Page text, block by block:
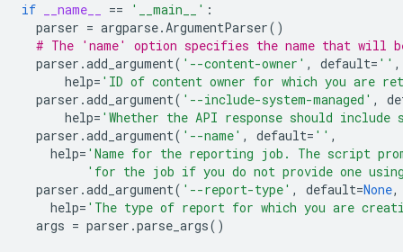
if __name__ == '__main__' :
parser = argparse.ArgumentParser()
# The 'name' option specifies the name that will
parser .add_argument( '--content-owner' , default= '' ,
help= 'ID of content owner for which you are
parser .add_argument( '--include-system-managed' ,
help= 'Whether the API response should include
parser .add_argument( '--name' , default= '' ,
help= 'Name for the reporting job. The script
'for the job if you do not provide one
parser .add_argument( '--report-type' , default=None,
help= 'The type of report for which you are
args = parser .parse_args()